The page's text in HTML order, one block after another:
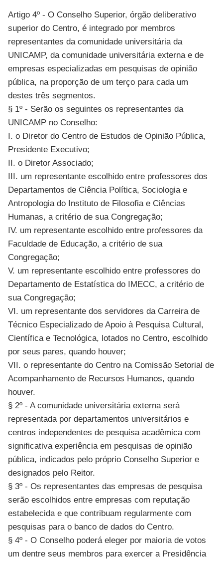
Artigo 4º - O Conselho Superior, órgão deliberativo
superior do Centro, é integrado por membros
representantes da comunidade universitária da
UNICAMP, da comunidade universitária externa e de
empresas especializadas em pesquisas de opinião
pública, na proporção de um terço para cada um
destes três segmentos.
§ 1º - Serão os seguintes os representantes da
UNICAMP no Conselho:
I. o Diretor do Centro de Estudos de Opinião Pública,
Presidente Executivo;
II. o Diretor Associado;
III. um representante escolhido entre professores dos
Departamentos de Ciência Política, Sociologia e
Antropologia do Instituto de Filosofia e Ciências
Humanas, a critério de sua Congregação;
IV. um representante escolhido entre professores da
Faculdade de Educação, a critério de sua
Congregação;
V. um representante escolhido entre professores do
Departamento de Estatística do IMECC, a critério de
sua Congregação;
VI. um representante dos servidores da Carreira de
Técnico Especializado de Apoio à Pesquisa Cultural,
Científica e Tecnológica, lotados no Centro, escolhido
por seus pares, quando houver;
VII. o representante do Centro na Comissão Setorial de
Acompanhamento de Recursos Humanos, quando
houver.
§ 2º - A comunidade universitária externa será
representada por departamentos universitários e
centros independentes de pesquisa acadêmica com
significativa experiência em pesquisas de opinião
pública, indicados pelo próprio Conselho Superior e
designados pelo Reitor.
§ 3º - Os representantes das empresas de pesquisa
serão escolhidos entre empresas com reputação
estabelecida e que contribuam regularmente com
pesquisas para o banco de dados do Centro.
§ 4º - O Conselho poderá eleger por maioria de votos
um dentre seus membros para exercer a Presidência